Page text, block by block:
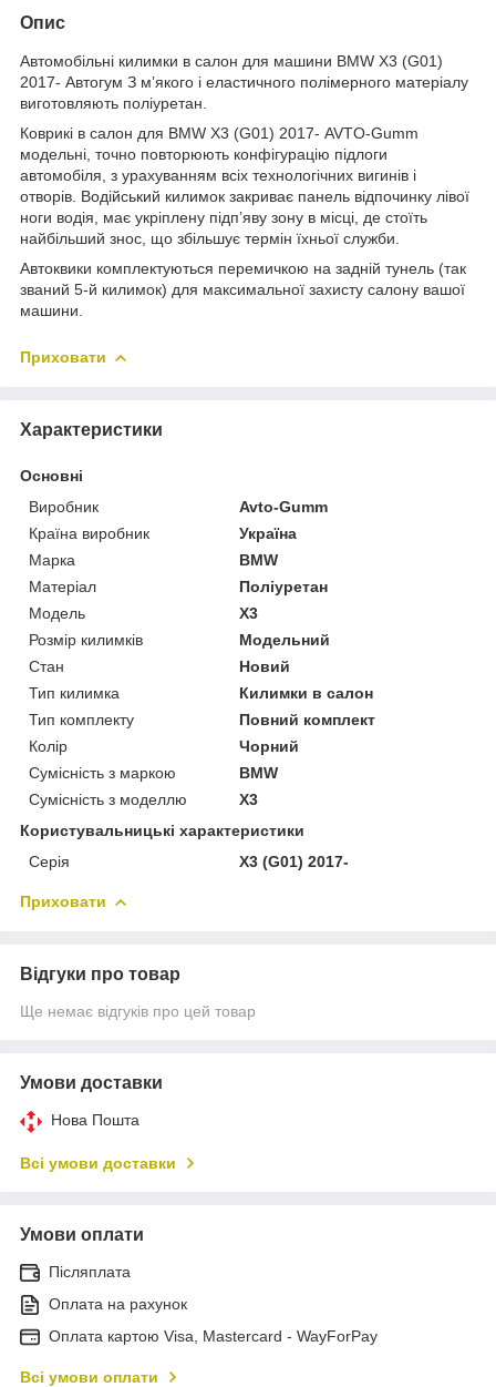
Опис
Автомобільні килимки в салон для машини BMW X3 (G01)
2017- Автогум З м’якого і еластичного полімерного матеріалу
виготовляють поліуретан.
Коврикі в салон для BMW X3 (G01) 2017- AVTO-Gumm
модельні, точно повторюють конфігурацію підлоги
автомобіля, з урахуванням всіх технологічних вигинів і
отворів. Водійський килимок закриває панель відпочинку лівої
ноги водія, має укріплену підп’яву зону в місці, де стоїть
найбільший знос, що збільшує термін їхньої служби.
Автоквики комплектуються перемичкою на задній тунель (так
званий 5-й килимок) для максимальної захисту салону вашої
машини.
Приховати
Характеристики
Основні
Виробник
Avto-Gumm
Країна виробник
Україна
Марка
BMW
Матеріал
Поліуретан
Модель
X3
Розмір килимків
Модельний
Стан
Новий
Тип килимка
Килимки в салон
Тип комплекту
Повний комплект
Колір
Чорний
Сумісність з маркою
BMW
Сумісність з моделлю
X3
Користувальницькі характеристики
Серія
X3 (G01) 2017-
Приховати
Відгуки про товар
Ще немає відгуків про цей товар
Умови доставки
Нова Пошта
Всі умови доставки
Умови оплати
Післяплата
Оплата на рахунок
Оплата картою Visa, Mastercard - WayForPay
Всі умови оплати